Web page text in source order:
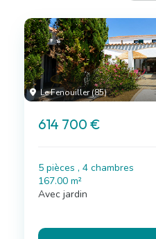
Le Fenouiller (85)
614 700 €
5 pièces , 4 chambres
167.00 m²
Avec jardin